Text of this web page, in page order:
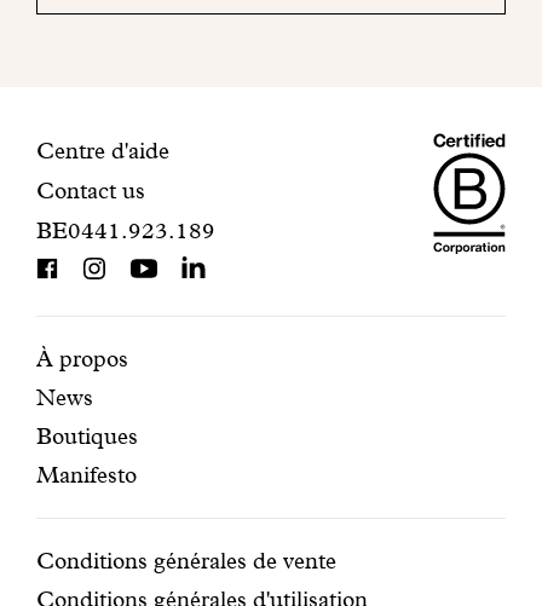
Informations
de
contact
Centre d'aide
Contact us
BE0441.923.189
Pages
mises
en
avant
Navigation
secondaire
À propos
News
Boutiques
Manifesto
Conditions
Conditions générales de vente
Conditions générales d'utilisation
is